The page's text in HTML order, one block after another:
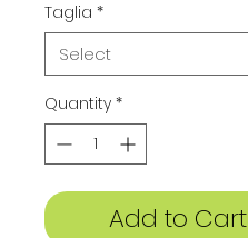
Taglia *
Quantity *
Add to Cart